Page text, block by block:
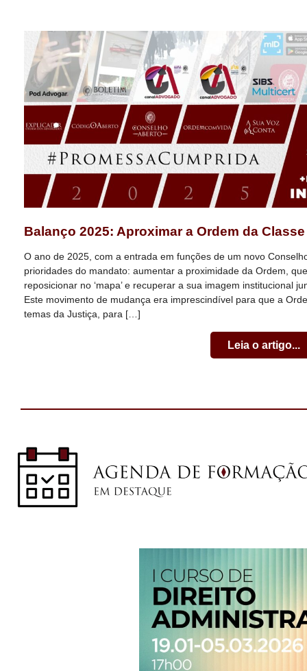
Balanço 2025: Aproximar a Ordem da
O ano de 2025, com a entrada em funções de um novo
prioridades do mandato: aumentar a proximidade da Ordem,
reposicionar no ‘mapa’ e recuperar a sua imagem institucional
Este movimento de mudança era imprescindível para que a
temas da Justiça, para […]
Leia o artigo...